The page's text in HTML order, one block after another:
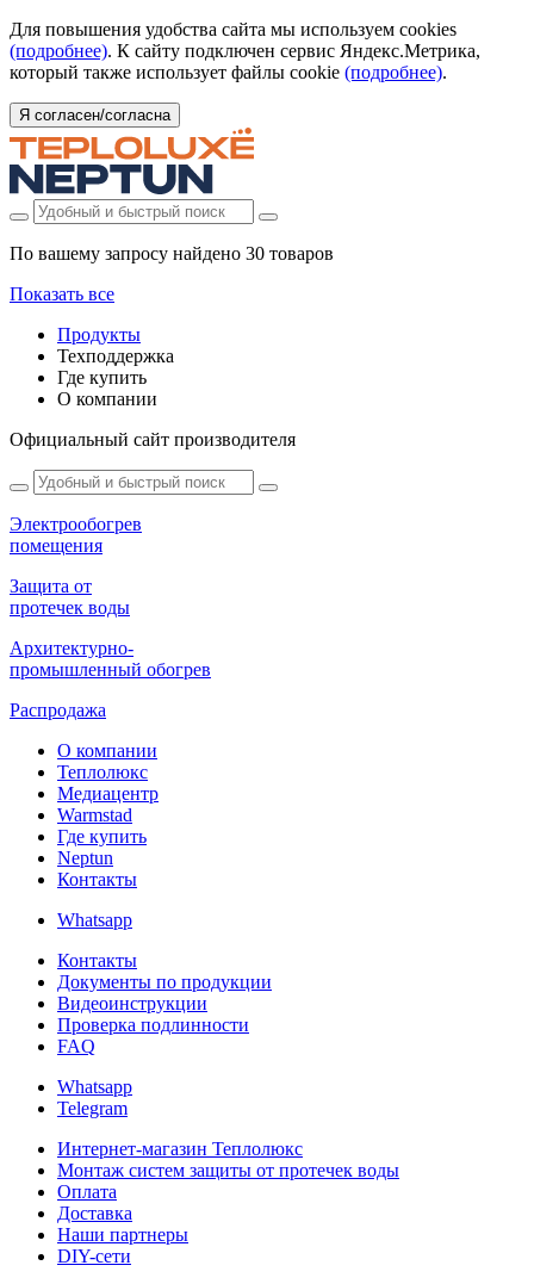
Для повышения удобства сайта мы используем cookies
(подробнее). К сайту подключен сервис Яндекс.Метрика,
который также использует файлы cookie (подробнее).
Я согласен/согласна
По вашему запросу найдено 30 товаров
Показать все
Продукты
Техподдержка
Где купить
О компании
Официальный сайт производителя
Электрообогрев
помещения
Защита от
протечек воды
Архитектурно-
промышленный обогрев
Распродажа
О компании
Теплолюкс
Медиацентр
Warmstad
Где купить
Neptun
Контакты
Whatsapp
Контакты
Документы по продукции
Видеоинструкции
Проверка подлинности
FAQ
Whatsapp
Telegram
Интернет-магазин Теплолюкс
Монтаж систем защиты от протечек воды
Оплата
Доставка
Наши партнеры
DIY-сети